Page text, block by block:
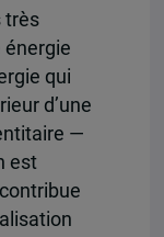
très
énergie
qui
d’une
—
est